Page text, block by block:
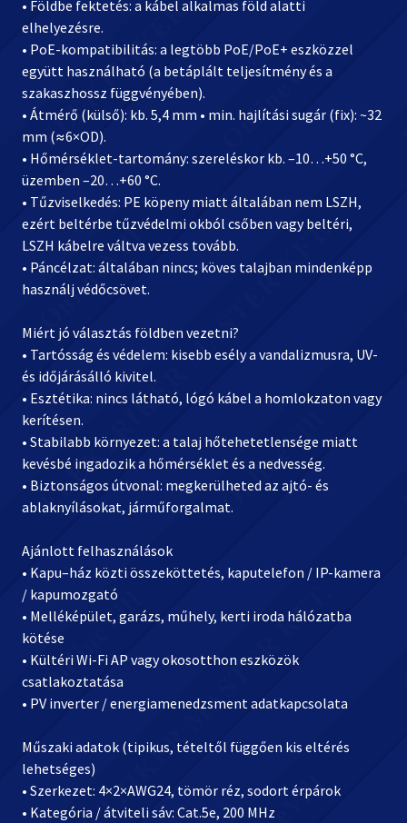
• Földbe fektetés: a kábel alkalmas föld alatti
elhelyezésre.
• PoE-kompatibilitás: a legtöbb PoE/PoE+ eszközzel
együtt használható (a betáplált teljesítmény és a
szakaszhossz függvényében).
• Átmérő (külső): kb. 5,4 mm • min. hajlítási sugár (fix): ~32
mm (≈6×OD).
• Hőmérséklet-tartomány: szereléskor kb. –10…+50 °C,
üzemben –20…+60 °C.
• Tűzviselkedés: PE köpeny miatt általában nem LSZH,
ezért beltérbe tűzvédelmi okból csőben vagy beltéri,
LSZH kábelre váltva vezess tovább.
• Páncélzat: általában nincs; köves talajban mindenképp
használj védőcsövet.
Miért jó választás földben vezetni?
• Tartósság és védelem: kisebb esély a vandalizmusra, UV-
és időjárásálló kivitel.
• Esztétika: nincs látható, lógó kábel a homlokzaton vagy
kerítésen.
• Stabilabb környezet: a talaj hőtehetetlensége miatt
kevésbé ingadozik a hőmérséklet és a nedvesség.
• Biztonságos útvonal: megkerülheted az ajtó- és
ablaknyílásokat, járműforgalmat.
Ajánlott felhasználások
• Kapu–ház közti összeköttetés, kaputelefon / IP-kamera
/ kapumozgató
• Melléképület, garázs, műhely, kerti iroda hálózatba
kötése
• Kültéri Wi-Fi AP vagy okosotthon eszközök
csatlakoztatása
• PV inverter / energiamenedzsment adatkapcsolata
Műszaki adatok (tipikus, tételtől függően kis eltérés
lehetséges)
• Szerkezet: 4×2×AWG24, tömör réz, sodort érpárok
• Kategória / átviteli sáv: Cat.5e, 200 MHz